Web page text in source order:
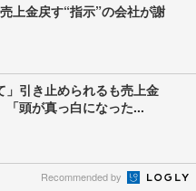
上金戻す“指示”の会社が謝
」引き止められるも売上金
頭が真っ白になった...
Recommended by